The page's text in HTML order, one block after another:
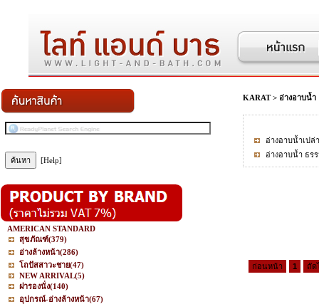
[Help]
AMERICAN STANDARD
สุขภัณฑ์(379)
อ่างล้างหน้า(286)
โถปัสสาวะชาย(47)
NEW ARRIVAL(5)
ฝารองนั่ง(140)
อุปกรณ์-อ่างล้างหน้า(67)
KARAT> อ่างอาบน้ำ
อ่างอาบน้ำเปล่า
อ่างอาบน้ำ ธร
ก่อนหน้า 1 ถัด